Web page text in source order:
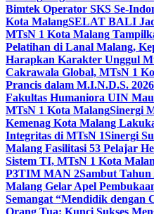
Bimtek Operator SKS Se-
Kota MalangSELAT BALI
MTsN 1 Kota Malang
Pelatihan di Lanal Malang,
Harapkan Karakter Unggul
Cakrawala Global, MTsN 1
Prancis dalam M.I.N.D.S. 2026
Fakultas Humaniora UIN
MTsN 1 Kota MalangSinergi
Kemenag Kota Malang
Integritas di MTsN 1Sinergi
Malang Fasilitasi 53 Pelajar
Sistem TI, MTsN 1 Kota
P3TIM MAN 2Sambut
Malang Gelar Apel
Semangat “Mendidik dengan
Orang Tua: Kunci Sukses